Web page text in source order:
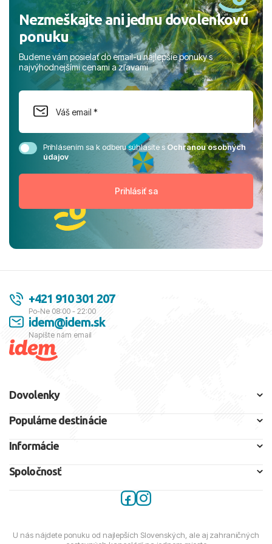
Nezmeškajte ani jednu dovolenkovú
ponuku
Budeme vám posielať do email-u najlepšie ponuky s
najvýhodnejšími cenami a zľavami
Prihlásením sa k odberu súhlasíte sOchranou osobných
údajov
+421 910 301 207
Po-Ne 08:00 - 22:00
idem@idem.sk
Napíšte nám email
Dovolenky
Populárne destinácie
Informácie
Spoločnosť
U nás nájdete ponuku od najlepších Slovenských, ale aj zahraničných